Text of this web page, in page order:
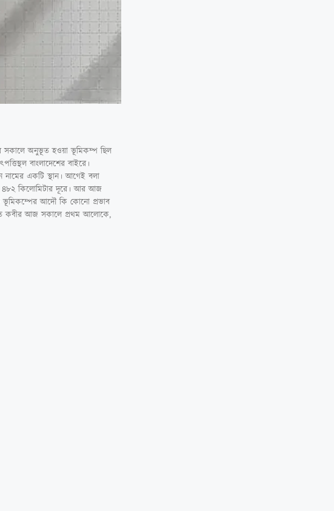
সকালে অনুভূত হওয়া ভূমিকম্প ছিল
বাংলাদেশের বাইরে।
নামের একটি স্থান। আগেই বলা
৪৮২ কিলোমিটার দূরে। আর আজ
ভূমিকম্পের আদৌ কি কোনো প্রভাব
কবীর আজ সকালে প্রথম আলোকে,